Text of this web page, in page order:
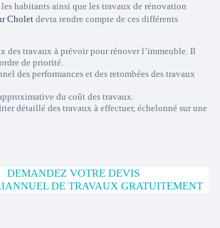
habitants ainsi que les travaux de rénovation
Choletdevra rendre compte de ces différents
des travaux à prévoir pour rénover l’immeuble. Il
de priorité.
des performances et des retombées des travaux
du coût des travaux.
détaillé des travaux à effectuer, échelonné sur une
DEMANDEZ VOTRE DEVIS
DE TRAVAUX GRATUITEMENT